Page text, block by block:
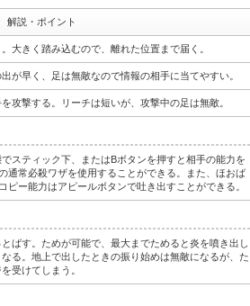
解説・ポイント
大きく踏み込むので、離れた位置まで届く。
が早く、足は無敵なので情報の相手に当てやすい。
攻撃する。リーチは短いが、攻撃中の足は無敵。
スティック下、またはBボタンを押すと相手の能力を
通常必殺ワザを使用することができる。また、ほおば
ピー能力はアピールボタンで吐き出すことができる。
ばす。ためが可能で、最大までためると炎を噴き出し
る。地上で出したときの振り始めは無敵になるが、た
受けてしまう。